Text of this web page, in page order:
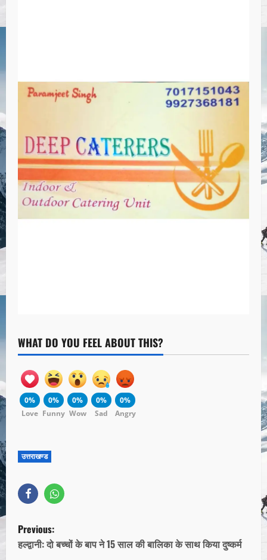
WHAT DO YOU FEEL ABOUT THIS?
0%
Love
0%
Funny
0%
Wow
0%
Sad
0%
Angry
उत्तराखण्ड
Previous:
हल्द्वानी: दो बच्चों के बाप ने 15 साल की बालिका के साथ किया दुष्कर्म